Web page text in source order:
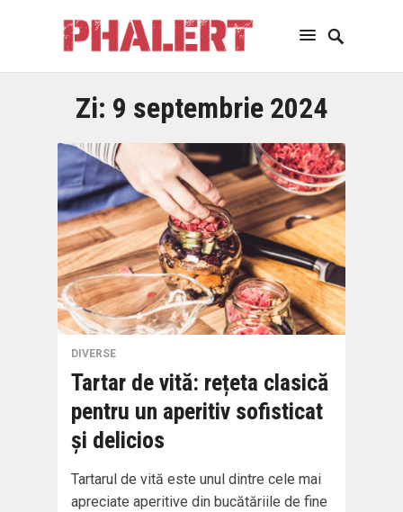
Zi: 9 septembrie 2024
DIVERSE
Tartar de vită: rețeta clasică
pentru un aperitiv sofisticat
și delicios
Tartarul de vită este unul dintre cele mai
apreciate aperitive din bucătăriile de fine